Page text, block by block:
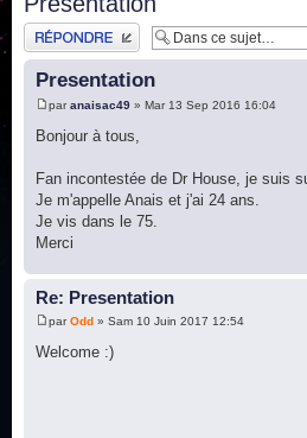
Publier une réponse
Presentation
paranaisac49 » Mar 13 Sep 2016 16:04
Bonjour à tous,
Fan incontestée de Dr House, je suis
Je m'appelle Anais et j'ai 24 ans.
Je vis dans le 75.
Merci
Re: Presentation
parOdd » Sam 10 Juin 2017 12:54
Welcome :)